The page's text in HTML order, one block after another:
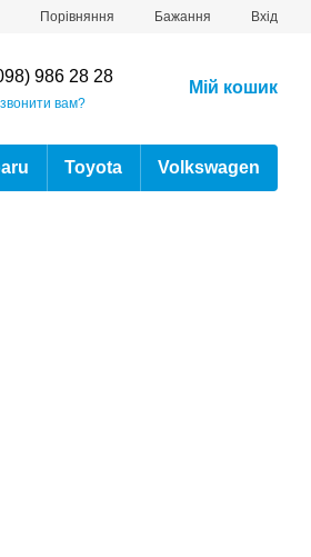
Порівняння Бажання Вхід
986 28 28
вам?
Мій кошик
Toyota Volkswagen